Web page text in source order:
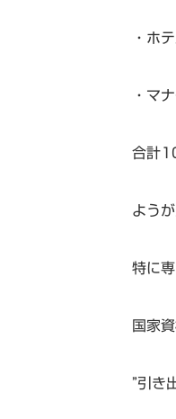
・ホ
・マ
合計
よう
特に
国家
”引き